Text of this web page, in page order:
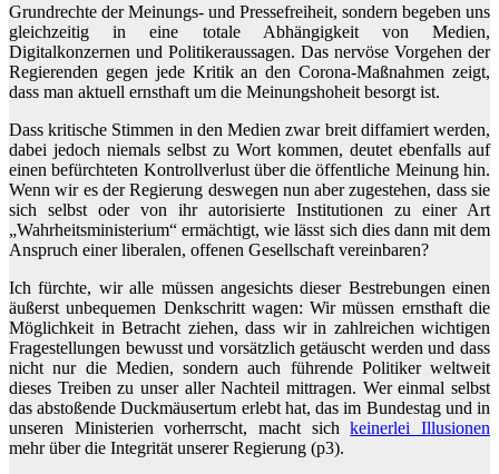
Grundrechte der Meinungs- und Pressefreiheit, sondern begeben uns
gleichzeitig in eine totale Abhängigkeit von Medien,
Digitalkonzernen und Politikeraussagen. Das nervöse Vorgehen der
Regierenden gegen jede Kritik an den Corona-Maßnahmen zeigt,
dass man aktuell ernsthaft um die Meinungshoheit besorgt ist.
Dass kritische Stimmen in den Medien zwar breit diffamiert werden,
dabei jedoch niemals selbst zu Wort kommen, deutet ebenfalls auf
einen befürchteten Kontrollverlust über die öffentliche Meinung hin.
Wenn wir es der Regierung deswegen nun aber zugestehen, dass sie
sich selbst oder von ihr autorisierte Institutionen zu einer Art
„Wahrheitsministerium“ ermächtigt, wie lässt sich dies dann mit dem
Anspruch einer liberalen, offenen Gesellschaft vereinbaren?
Ich fürchte, wir alle müssen angesichts dieser Bestrebungen einen
äußerst unbequemen Denkschritt wagen: Wir müssen ernsthaft die
Möglichkeit in Betracht ziehen, dass wir in zahlreichen wichtigen
Fragestellungen bewusst und vorsätzlich getäuscht werden und dass
nicht nur die Medien, sondern auch führende Politiker weltweit
dieses Treiben zu unser aller Nachteil mittragen. Wer einmal selbst
das abstoßende Duckmäusertum erlebt hat, das im Bundestag und in
unseren Ministerien vorherrscht, macht sichkeinerlei Illusionen
mehr über die Integrität unserer Regierung (p3).